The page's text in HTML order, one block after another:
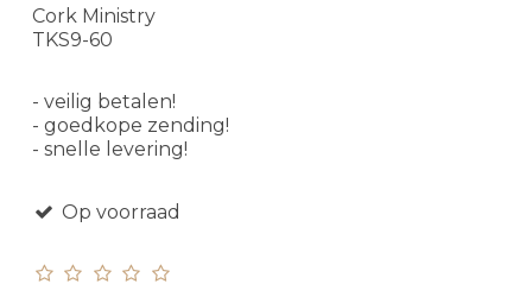
Cork Ministry
TKS9-60
- veilig betalen!
- goedkope zending!
- snelle levering!
Op voorraad